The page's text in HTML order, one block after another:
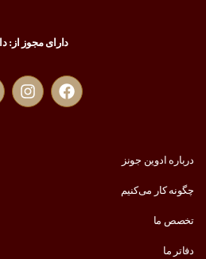
دارای مجوز از:
درباره ادوین جونز
چگونه کار می‌کنیم
تخصص ما
دفاتر ما